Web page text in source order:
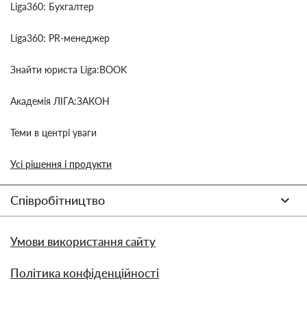
Liga360: Бухгалтер
Liga360: PR-менеджер
Знайти юриста Liga:BOOK
Академія ЛІГА:ЗАКОН
Теми в центрі уваги
Усі рішення і продукти
Співробітництво
Умови використання сайту
Політика конфіденційності